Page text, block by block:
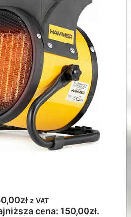
zł z VAT
cena: 150,00zł.